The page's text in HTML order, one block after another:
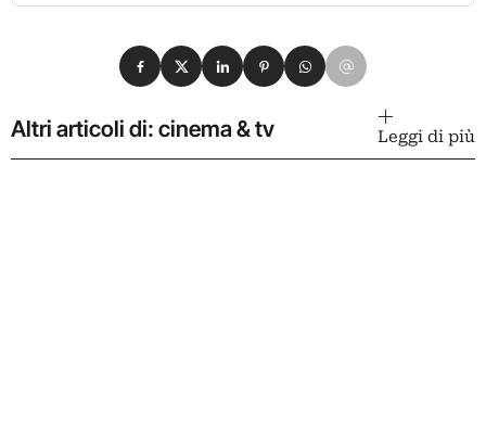
Condividi su Facebook
Condividi su X
Condividi su LinkedIn
Condividi su Pinterest
Condividi su WhatsApp
Condividi su Email
Altri articoli di: cinema & tv Leggi di più